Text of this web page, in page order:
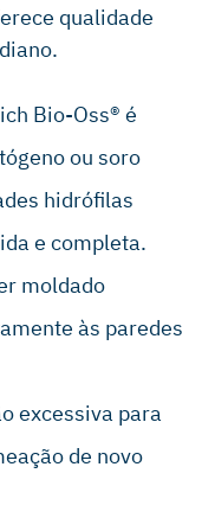
qualidade
Bio-Oss® é
ou soro
hidrófilas
e completa.
moldado
às paredes
excessiva para
de novo